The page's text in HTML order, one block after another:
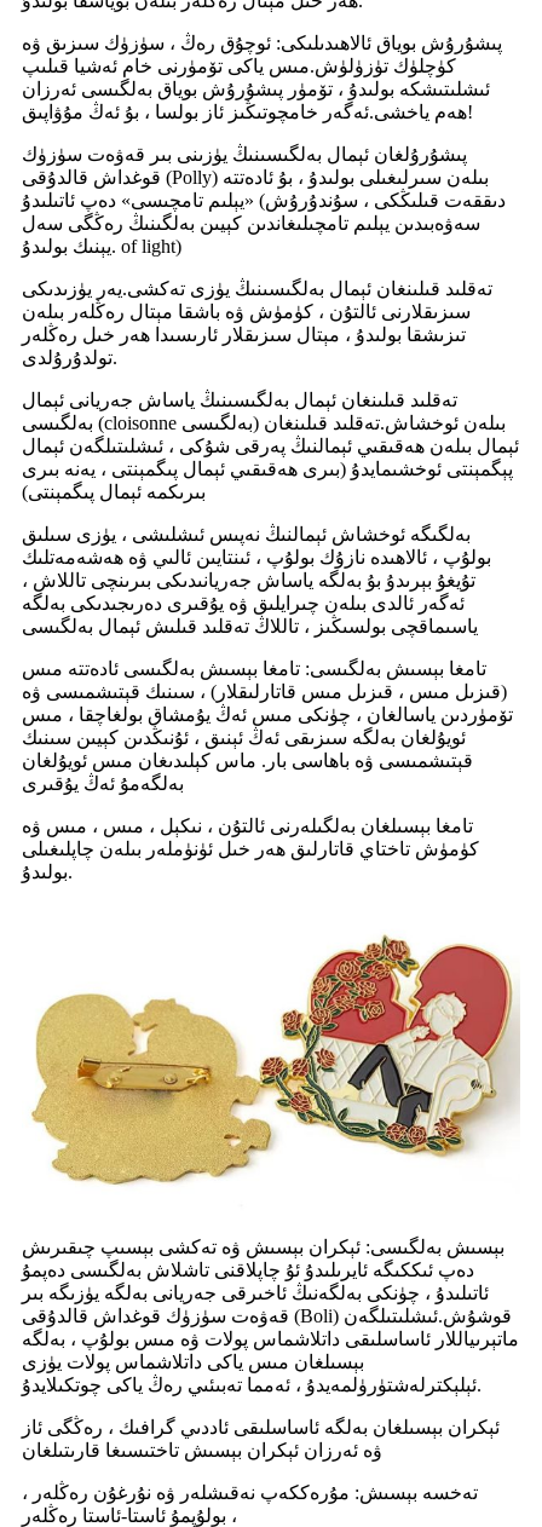
پىشۇرۇش بوياق ئالاھىدىلىكى: ئوچۇق رەڭ ، سۈزۈك سىزىق ۋە
كۈچلۈك تۈزۈلۈش.مىس ياكى تۆمۈرنى خام ئەشيا قىلىپ
ئىشلىتىشكە بولىدۇ ، تۆمۈر پىشۇرۇش بوياق بەلگىسى ئەرزان
ھەم ياخشى.ئەگەر خامچوتىڭىز ئاز بولسا ، بۇ ئەڭ مۇۋاپىق!
پىشۇرۇلغان ئېمال بەلگىسىنىڭ يۈزىنى بىر قەۋەت سۈزۈك
قوغداش قالدۇقى (Polly) بىلەن سىرلىغىلى بولىدۇ ، بۇ ئادەتتە
«يېلىم تامچىسى» دەپ ئاتىلىدۇ (دىققەت قىلىڭكى ، سۇندۇرۇش
سەۋەبىدىن يېلىم تامچىلىغاندىن كېيىن بەلگىنىڭ رەڭگى سەل
يېنىك بولىدۇ. of light)
تەقلىد قىلىنغان ئېمال بەلگىسىنىڭ يۈزى تەكشى.يەر يۈزىدىكى
سىزىقلارنى ئالتۇن ، كۈمۈش ۋە باشقا مېتال رەڭلەر بىلەن
تىزىشقا بولىدۇ ، مېتال سىزىقلار ئارىسىدا ھەر خىل رەڭلەر
تولدۇرۇلدى.
تەقلىد قىلىنغان ئېمال بەلگىسىنىڭ ياساش جەريانى ئېمال
بەلگىسى (cloisonne بەلگىسى) بىلەن ئوخشاش.تەقلىد قىلىنغان
ئېمال بىلەن ھەقىقىي ئېمالنىڭ پەرقى شۇكى ، ئىشلىتىلگەن ئېمال
پېگمېنتى ئوخشىمايدۇ (بىرى ھەقىقىي ئېمال پىگمېنتى ، يەنە بىرى
بىرىكمە ئېمال پىگمېنتى)
بەلگىگە ئوخشاش ئېمالنىڭ نەپىس ئىشلىشى ، يۈزى سىلىق
بولۇپ ، ئالاھىدە نازۇك بولۇپ ، ئىنتايىن ئالىي ۋە ھەشەمەتلىك
تۇيغۇ بېرىدۇ بۇ بەلگە ياساش جەريانىدىكى بىرىنچى تاللاش ،
ئەگەر ئالدى بىلەن چىرايلىق ۋە يۇقىرى دەرىجىدىكى بەلگە
ياسىماقچى بولسىڭىز ، تاللاڭ تەقلىد قىلىش ئېمال بەلگىسى
تامغا بېسىش بەلگىسى: تامغا بېسىش بەلگىسى ئادەتتە مىس
(قىزىل مىس ، قىزىل مىس قاتارلىقلار) ، سىنىك قېتىشمىسى ۋە
تۆمۈردىن ياسالغان ، چۈنكى مىس ئەڭ يۇمشاق بولغاچقا ، مىس
ئويۇلغان بەلگە سىزىقى ئەڭ ئېنىق ، ئۇنىڭدىن كېيىن سىنىك
قېتىشمىسى ۋە باھاسى بار. ماس كېلىدىغان مىس ئويۇلغان
بەلگەمۇ ئەڭ يۇقىرى
تامغا بېسىلغان بەلگىلەرنى ئالتۇن ، نىكېل ، مىس ، مىس ۋە
كۈمۈش تاختاي قاتارلىق ھەر خىل ئۈنۈملەر بىلەن چاپلىغىلى
بولىدۇ.
بېسىش بەلگىسى: ئېكران بېسىش ۋە تەكشى بېسىپ چىقىرىش
دەپ ئىككىگە ئايرىلىدۇ ئۇ چاپلاقنى تاشلاش بەلگىسى دەپمۇ
ئاتىلىدۇ ، چۈنكى بەلگەنىڭ ئاخىرقى جەريانى بەلگە يۈزىگە بىر
قەۋەت سۈزۈك قوغداش قالدۇقى (Boli) قوشۇش.ئىشلىتىلگەن
ماتېرىياللار ئاساسلىقى داتلاشماس پولات ۋە مىس بولۇپ ، بەلگە
بېسىلغان مىس ياكى داتلاشماس پولات يۈزى
ئېلېكترلەشتۈرۈلمەيدۇ ، ئەمما تەبىئىي رەڭ ياكى چوتكىلايدۇ.
ئېكران بېسىلغان بەلگە ئاساسلىقى ئاددىي گرافىك ، رەڭگى ئاز
ۋە ئەرزان ئېكران بېسىش تاختىسىغا قارىتىلغان
تەخسە بېسىش: مۇرەككەپ نەقىشلەر ۋە نۇرغۇن رەڭلەر ،
بولۇپمۇ ئاستا-ئاستا رەڭلەر ،